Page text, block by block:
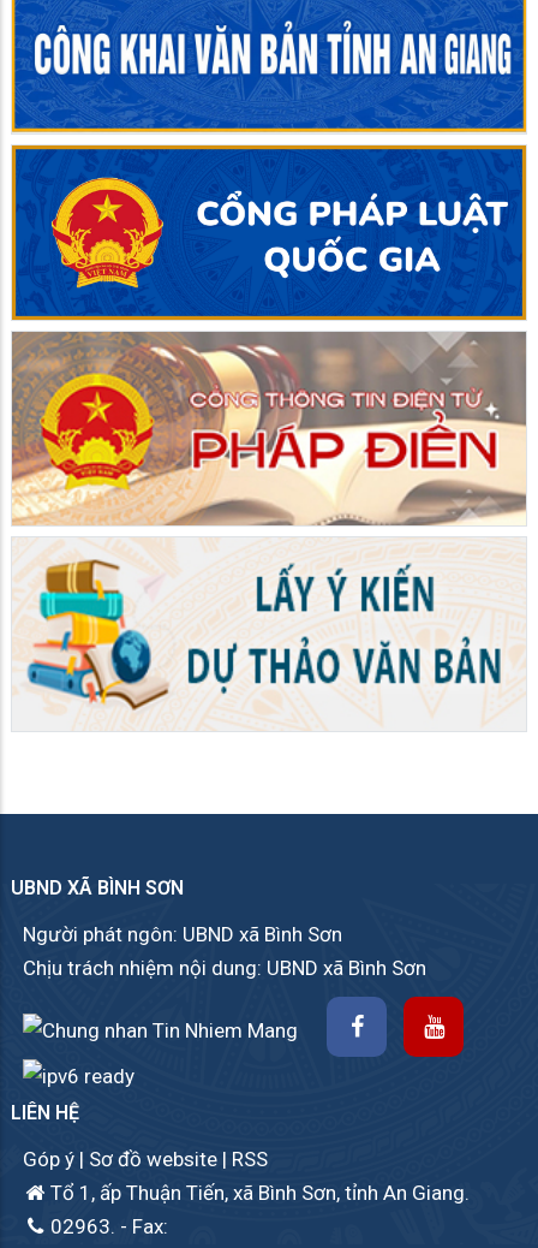
UBND XÃ BÌNH SƠN
Người phát ngôn: UBND xã Bình Sơn
Chịu trách nhiệm nội dung: UBND xã Bình Sơn
LIÊN HỆ
Góp ý | Sơ đồ website | RSS
Tổ 1, ấp Thuận Tiến, xã Bình Sơn, tỉnh An Giang.
02963. - Fax: